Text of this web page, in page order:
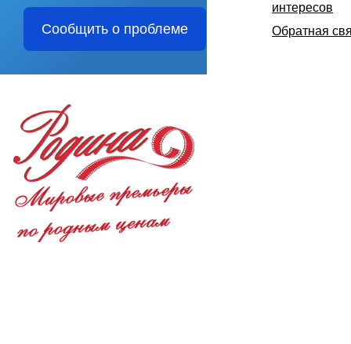
Сообщить о проблеме
интересов
Обратная